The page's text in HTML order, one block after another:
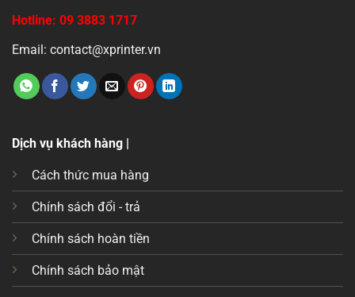
Hotline: 09 3883 1717
Email: contact@xprinter.vn
Dịch vụ khách hàng |
Cách thức mua hàng
Chính sách đổi - trả
Chính sách hoàn tiền
Chính sách bảo mật